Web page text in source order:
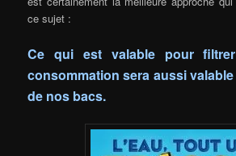
ce sujet :
Ce qui est valable pour
consommation sera aussi
de nos bacs.